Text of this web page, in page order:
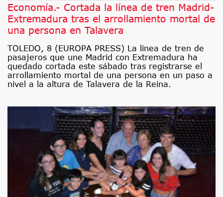
Economía.- Cortada la línea de tren Madrid-
Extremadura tras el arrollamiento mortal de
una persona en Talavera
TOLEDO, 8 (EUROPA PRESS) La línea de tren de
pasajeros que une Madrid con Extremadura ha
quedado cortada este sábado tras registrarse el
arrollamiento mortal de una persona en un paso a
nivel a la altura de Talavera de la Reina.